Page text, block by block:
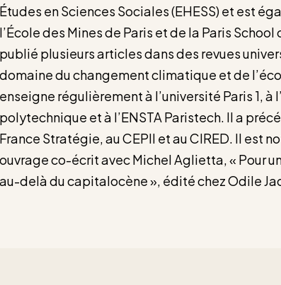
Études en Sciences Sociales (EHESS) et est
l’École des Mines de Paris et de la Paris
publié plusieurs articles dans des revues
domaine du changement climatique et de
enseigne régulièrement à l’université Paris 1, à
polytechnique et à l’ENSTA Paristech. Il a
France Stratégie, au CEPII et au CIRED. Il est
ouvrage co-écrit avec Michel Aglietta, « Pour
au-delà du capitalocène », édité chez Odile